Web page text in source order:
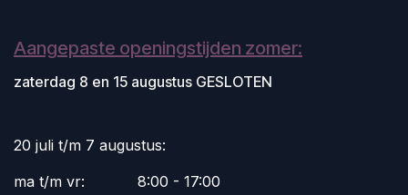
Aangepaste openingstijden zomer:
zaterdag 8 en 15 augustus GESLOTEN
20 juli t/m 7 augustus:
ma t/m vr:
​8:00 - 17:00